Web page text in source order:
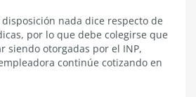
nada dice respecto de
por lo que debe colegirse que
siendo otorgadas por el INP,
continúe cotizando en